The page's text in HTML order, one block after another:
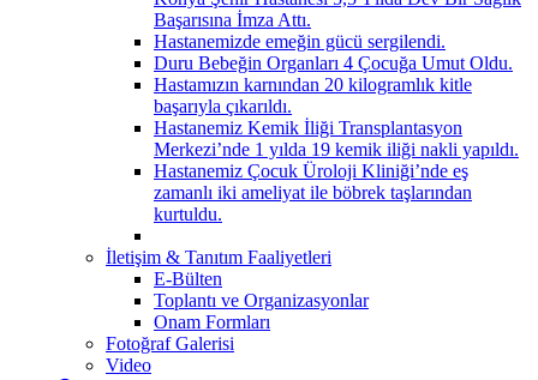
Başarısına İmza Attı.
Hastanemizde emeğin gücü sergilendi.
Duru Bebeğin Organları 4 Çocuğa Umut Oldu.
Hastamızın karnından 20 kilogramlık kitle
başarıyla çıkarıldı.
Hastanemiz Kemik İliği Transplantasyon
Merkezi’nde 1 yılda 19 kemik iliği nakli yapıldı.
Hastanemiz Çocuk Üroloji Kliniği’nde eş
zamanlı iki ameliyat ile böbrek taşlarından
kurtuldu.
İletişim & Tanıtım Faaliyetleri
E-Bülten
Toplantı ve Organizasyonlar
Onam Formları
Fotoğraf Galerisi
Video